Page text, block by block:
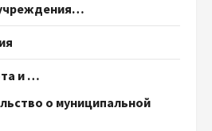
и …
о муниципальной